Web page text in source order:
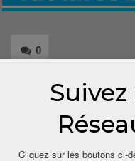
0
Share
Cliquez sur les boutons ci-